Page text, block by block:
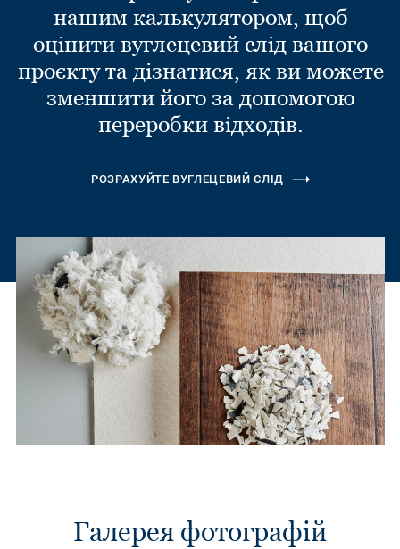
нашим калькулятором, щоб
оцінити вуглецевий слід вашого
проєкту та дізнатися, як ви можете
зменшити його за допомогою
переробки відходів.
РОЗРАХУЙТЕ ВУГЛЕЦЕВИЙ СЛІД
Галерея фотографій